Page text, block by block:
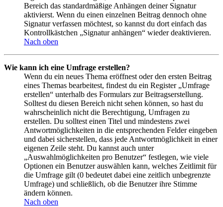
Bereich das standardmäßige Anhängen deiner Signatur
aktivierst. Wenn du einen einzelnen Beitrag dennoch ohne
Signatur verfassen möchtest, so kannst du dort einfach das
Kontrollkästchen „Signatur anhängen“ wieder deaktivieren.
Nach oben
Wie kann ich eine Umfrage erstellen?
Wenn du ein neues Thema eröffnest oder den ersten Beitrag
eines Themas bearbeitest, findest du ein Register „Umfrage
erstellen“ unterhalb des Formulars zur Beitragserstellung.
Solltest du diesen Bereich nicht sehen können, so hast du
wahrscheinlich nicht die Berechtigung, Umfragen zu
erstellen. Du solltest einen Titel und mindestens zwei
Antwortmöglichkeiten in die entsprechenden Felder eingeben
und dabei sicherstellen, dass jede Antwortmöglichkeit in einer
eigenen Zeile steht. Du kannst auch unter
„Auswahlmöglichkeiten pro Benutzer“ festlegen, wie viele
Optionen ein Benutzer auswählen kann, welches Zeitlimit für
die Umfrage gilt (0 bedeutet dabei eine zeitlich unbegrenzte
Umfrage) und schließlich, ob die Benutzer ihre Stimme
ändern können.
Nach oben